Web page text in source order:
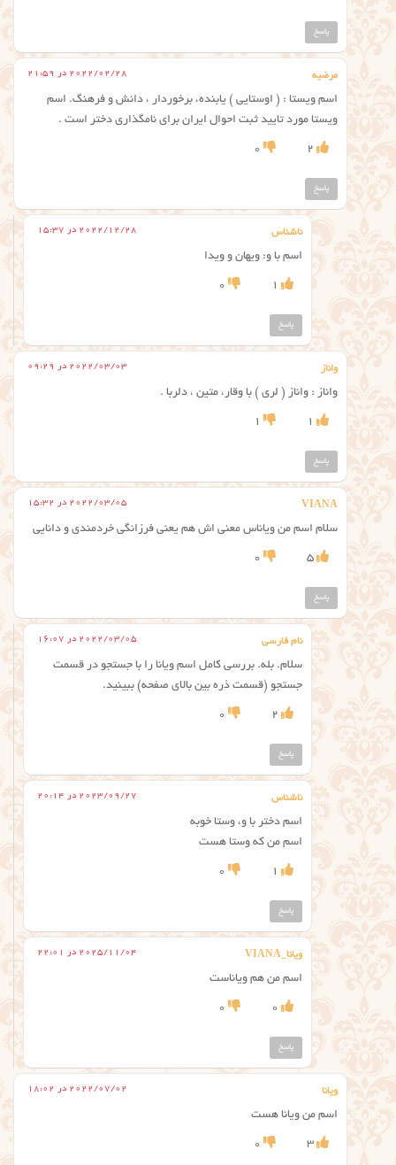
پاسخ
مرضیه 2022/02/28 در 21:59
اسم ویستا : ( اوستایی ) يابنده، برخوردار ، دانش و فرهنگ. اسم
ویستا مورد تایید ثبت احوال ایران برای نامگذاری دختر است .
2
0
پاسخ
ناشناس 2022/12/28 در 15:37
اسم با و: ویهان و ویدا
1
0
پاسخ
واناز 2022/03/03 در 09:29
واناز : واناز ( لری ) با وقار، متین ، دلربا .
1
1
پاسخ
VIANA 2022/03/05 در 15:32
سلام اسم من ویاناس معنی اش هم یعنی فرزانگی خردمندی و دانایی
5
0
پاسخ
نام فارسی 2022/03/05 در 16:07
سلام. بله. بررسی کامل اسم ویانا را با جستجو در قسمت
جستجو (قسمت ذره بین بالای صفحه) ببینید.
2
0
پاسخ
ناشناس 2023/09/27 در 20:14
اسم دختر با و، وستا خوبه
اسم من که وستا هست
1
0
پاسخ
ویانا_VIANA 2025/11/04 در 22:01
اسم من هم ویاناست
0
0
پاسخ
ویانا 2022/07/02 در 18:02
اسم من ویانا هست
3
0